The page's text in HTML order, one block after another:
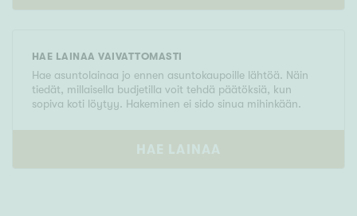
HAE LAINAA VAIVATTOMASTI
Hae asuntolainaa jo ennen asuntokaupoille lähtöä. Näin
tiedät, millaisella budjetilla voit tehdä päätöksiä, kun
sopiva koti löytyy. Hakeminen ei sido sinua mihinkään.
HAE LAINAA